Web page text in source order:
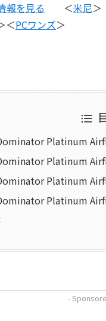
報を見る ＜米尼＞
＜PCワンズ＞
Platinum
Platinum
Platinum
Platinum
-